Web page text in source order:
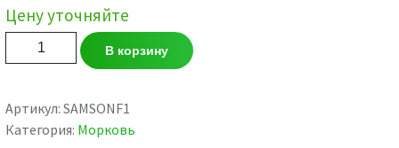
Цену уточняйте
Количество
товара
САМСОН
Bejo
В корзину
Артикул: SAMSONF1
Категория: Морковь